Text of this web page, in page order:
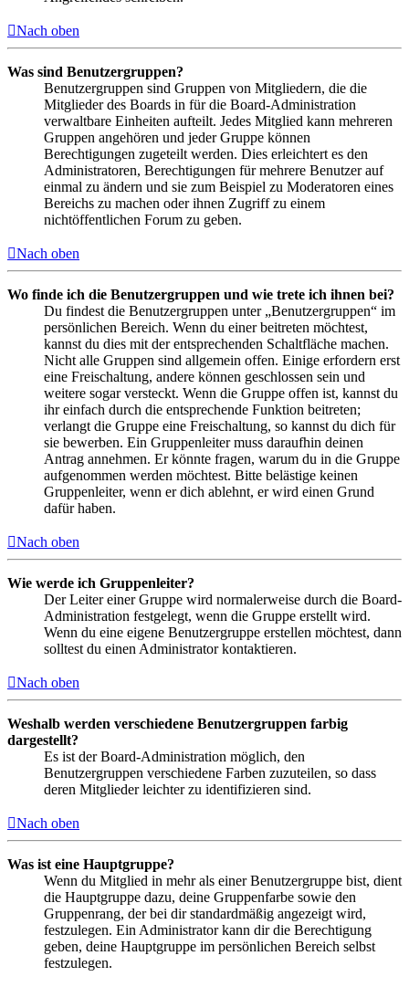
Nach oben
Was sind Benutzergruppen?
Benutzergruppen sind Gruppen von Mitgliedern, die die
Mitglieder des Boards in für die Board-Administration
verwaltbare Einheiten aufteilt. Jedes Mitglied kann mehreren
Gruppen angehören und jeder Gruppe können
Berechtigungen zugeteilt werden. Dies erleichtert es den
Administratoren, Berechtigungen für mehrere Benutzer auf
einmal zu ändern und sie zum Beispiel zu Moderatoren eines
Bereichs zu machen oder ihnen Zugriff zu einem
nichtöffentlichen Forum zu geben.
Nach oben
Wo finde ich die Benutzergruppen und wie trete ich ihnen bei?
Du findest die Benutzergruppen unter „Benutzergruppen“ im
persönlichen Bereich. Wenn du einer beitreten möchtest,
kannst du dies mit der entsprechenden Schaltfläche machen.
Nicht alle Gruppen sind allgemein offen. Einige erfordern erst
eine Freischaltung, andere können geschlossen sein und
weitere sogar versteckt. Wenn die Gruppe offen ist, kannst du
ihr einfach durch die entsprechende Funktion beitreten;
verlangt die Gruppe eine Freischaltung, so kannst du dich für
sie bewerben. Ein Gruppenleiter muss daraufhin deinen
Antrag annehmen. Er könnte fragen, warum du in die Gruppe
aufgenommen werden möchtest. Bitte belästige keinen
Gruppenleiter, wenn er dich ablehnt, er wird einen Grund
dafür haben.
Nach oben
Wie werde ich Gruppenleiter?
Der Leiter einer Gruppe wird normalerweise durch die Board-
Administration festgelegt, wenn die Gruppe erstellt wird.
Wenn du eine eigene Benutzergruppe erstellen möchtest, dann
solltest du einen Administrator kontaktieren.
Nach oben
Weshalb werden verschiedene Benutzergruppen farbig
dargestellt?
Es ist der Board-Administration möglich, den
Benutzergruppen verschiedene Farben zuzuteilen, so dass
deren Mitglieder leichter zu identifizieren sind.
Nach oben
Was ist eine Hauptgruppe?
Wenn du Mitglied in mehr als einer Benutzergruppe bist, dient
die Hauptgruppe dazu, deine Gruppenfarbe sowie den
Gruppenrang, der bei dir standardmäßig angezeigt wird,
festzulegen. Ein Administrator kann dir die Berechtigung
geben, deine Hauptgruppe im persönlichen Bereich selbst
festzulegen.